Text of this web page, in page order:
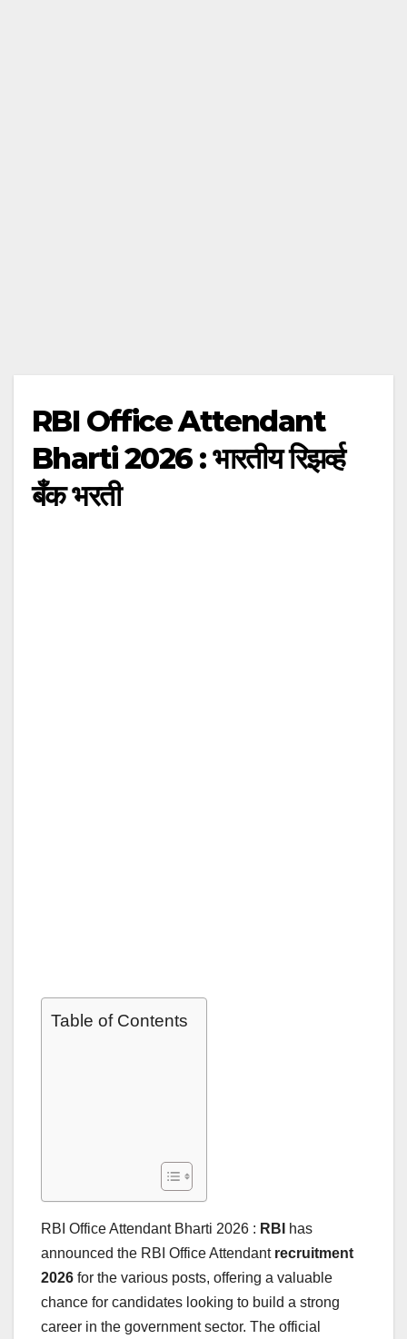
RBI Office Attendant
Bharti 2026 : भारतीय रिझर्व्ह
बँक भरती
Table of Contents
RBI Office Attendant Bharti 2026 : RBI
has
announced the RBI Office Attendant recruitment
2026 for the various posts, offering a valuable
chance for candidates looking to build a strong
career in the government sector. The official